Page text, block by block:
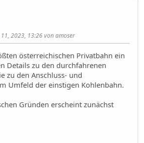
2023, 13:26 von amoser
österreichischen Privatbahn ein
Details zu den durchfahrenen
zu den Anschluss- und
Umfeld der einstigen Kohlenbahn.
Gründen erscheint zunächst